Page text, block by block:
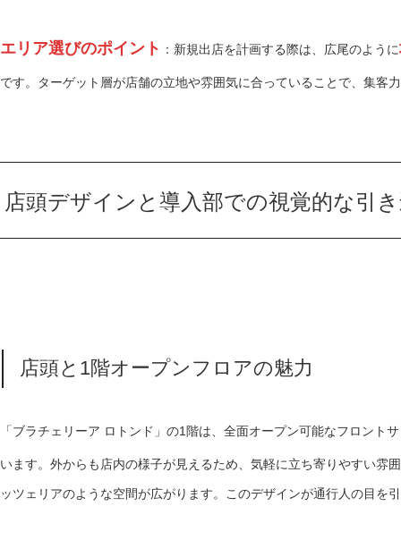
エリア選びのポイント ：新規出店を計画する際は、広尾のように
です。ターゲット層が店舗の立地や雰囲気に合っていることで、集客
店頭デザインと導入部での視覚的な引
店頭と1階オープンフロアの魅力
「ブラチェリーア ロトンド」の1階は、全面オープン可能なフロント
います。外からも店内の様子が見えるため、気軽に立ち寄りやすい雰
ッツェリアのような空間が広がります。このデザインが通行人の目を